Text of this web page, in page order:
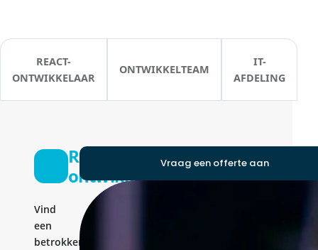
REACT-
ONTWIKKELAAR
ONTWIKKELTEAM
IT-
AFDELING
React-
ontwikkelaar
Vind
een
betrokken
Vraag een offerte aan